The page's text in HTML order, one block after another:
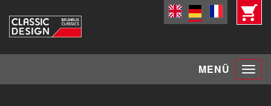
MENÜ Toggle